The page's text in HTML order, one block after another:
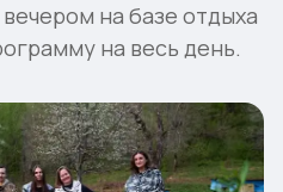
на базе отдыха
на весь день.